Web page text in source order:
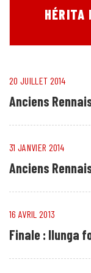
HÉRITA
20 JUILLET 2014
Anciens
31 JANVIER 2014
Anciens
16 AVRIL 2013
Finale : Ilunga